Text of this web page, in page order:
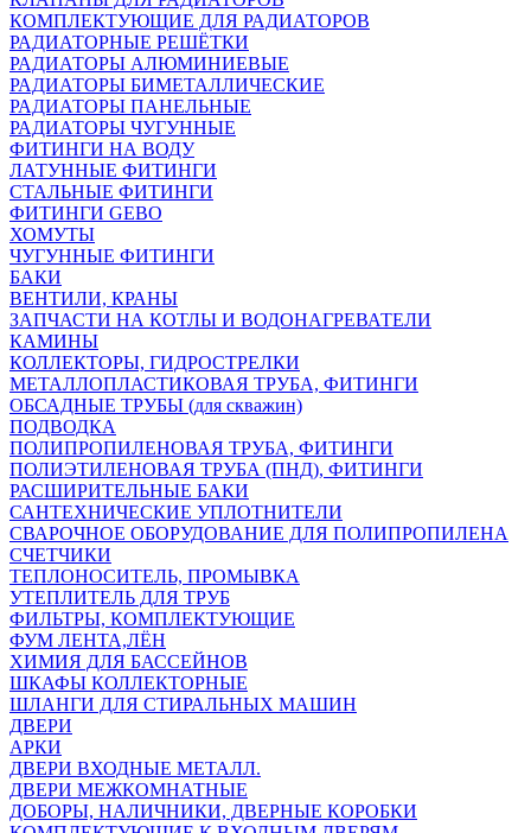
КОМПЛЕКТУЮЩИЕ ДЛЯ РАДИАТОРОВ
РАДИАТОРНЫЕ РЕШЁТКИ
РАДИАТОРЫ АЛЮМИНИЕВЫЕ
РАДИАТОРЫ БИМЕТАЛЛИЧЕСКИЕ
РАДИАТОРЫ ПАНЕЛЬНЫЕ
РАДИАТОРЫ ЧУГУННЫЕ
ФИТИНГИ НА ВОДУ
ЛАТУННЫЕ ФИТИНГИ
СТАЛЬНЫЕ ФИТИНГИ
ФИТИНГИ GEBO
ХОМУТЫ
ЧУГУННЫЕ ФИТИНГИ
БАКИ
ВЕНТИЛИ, КРАНЫ
ЗАПЧАСТИ НА КОТЛЫ И ВОДОНАГРЕВАТЕЛИ
КАМИНЫ
КОЛЛЕКТОРЫ, ГИДРОСТРЕЛКИ
МЕТАЛЛОПЛАСТИКОВАЯ ТРУБА, ФИТИНГИ
ОБСАДНЫЕ ТРУБЫ (для скважин)
ПОДВОДКА
ПОЛИПРОПИЛЕНОВАЯ ТРУБА, ФИТИНГИ
ПОЛИЭТИЛЕНОВАЯ ТРУБА (ПНД), ФИТИНГИ
РАСШИРИТЕЛЬНЫЕ БАКИ
САНТЕХНИЧЕСКИЕ УПЛОТНИТЕЛИ
СВАРОЧНОЕ ОБОРУДОВАНИЕ ДЛЯ ПОЛИПРОПИЛЕНА
СЧЕТЧИКИ
ТЕПЛОНОСИТЕЛЬ, ПРОМЫВКА
УТЕПЛИТЕЛЬ ДЛЯ ТРУБ
ФИЛЬТРЫ, КОМПЛЕКТУЮЩИЕ
ФУМ ЛЕНТА,ЛЁН
ХИМИЯ ДЛЯ БАССЕЙНОВ
ШКАФЫ КОЛЛЕКТОРНЫЕ
ШЛАНГИ ДЛЯ СТИРАЛЬНЫХ МАШИН
ДВЕРИ
АРКИ
ДВЕРИ ВХОДНЫЕ МЕТАЛЛ.
ДВЕРИ МЕЖКОМНАТНЫЕ
ДОБОРЫ, НАЛИЧНИКИ, ДВЕРНЫЕ КОРОБКИ